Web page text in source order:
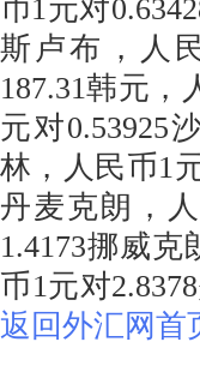
币1元对
斯卢布，人
187.31韩元，
元对0.53925
林，人民币1
丹麦克朗，
1.4173挪威
币1元对
返回外汇网首